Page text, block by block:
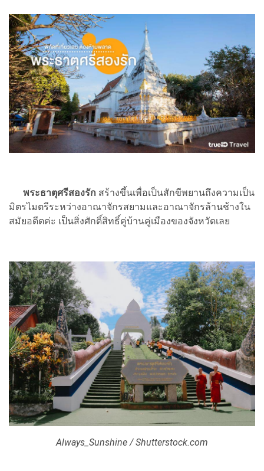
พระธาตุศรีสองรัก สร้างขึ้นเพื่อเป็นสักขีพยานถึงความเป็น
มิตรไมตรีระหว่างอาณาจักรสยามและอาณาจักรล้านช้างใน
สมัยอดีตค่ะ เป็นสิ่งศักดิ์สิทธิ์คู่บ้านคู่เมืองของจังหวัดเลย
Always_Sunshine / Shutterstock.com